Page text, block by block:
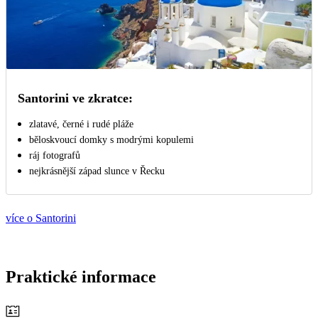
Santorini ve zkratce:
zlatavé, černé i rudé pláže
běloskvoucí domky s modrými kopulemi
ráj fotografů
nejkrásnější západ slunce v Řecku
více o Santorini
Praktické informace